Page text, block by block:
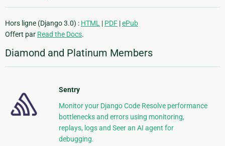
Hors ligne (Django 3.0) : HTML | PDF |ePub
Offert par Read the Docs.
Diamond and Platinum Members
Sentry
Monitor your Django Code Resolve performance
bottlenecks and errors using monitoring,
replays, logs and Seer an AI agent for
debugging.